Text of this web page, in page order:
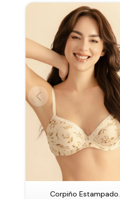
Corpiño Estampado.